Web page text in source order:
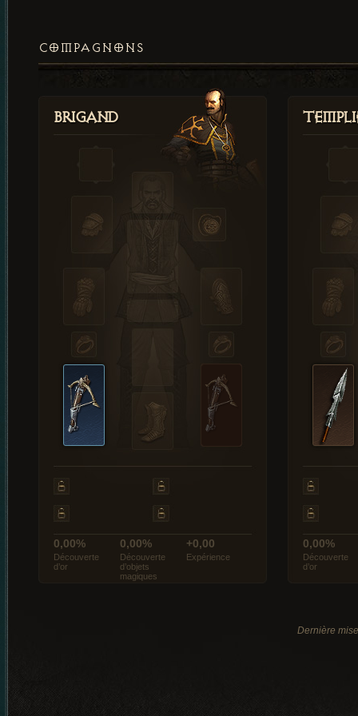
COMPAGNONS
Brigand
0,00%
Découverte
d’or
0,00%
Découverte
d’objets
magiques
+0,00
Expérience
0,00%
Découverte
d’or
Dernière